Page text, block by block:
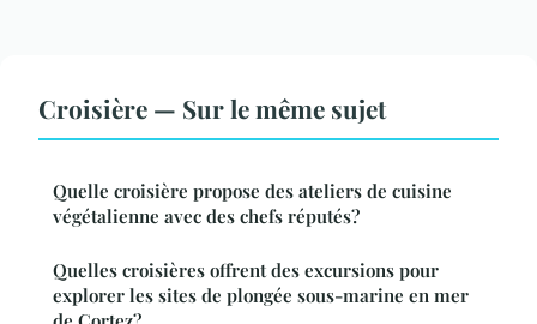
Croisière — Sur le même sujet
Quelle croisière propose des ateliers de cuisine
végétalienne avec des chefs réputés?
Quelles croisières offrent des excursions pour
explorer les sites de plongée sous-marine en mer